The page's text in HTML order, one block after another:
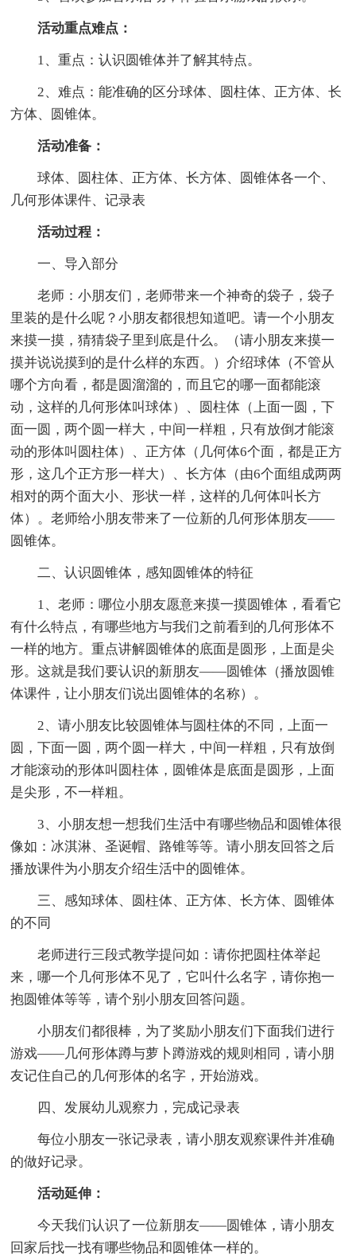
活动重点难点：
1、重点：认识圆锥体并了解其特点。
2、难点：能准确的区分球体、圆柱体、正方体、长
方体、圆锥体。
活动准备：
球体、圆柱体、正方体、长方体、圆锥体各一个、
几何形体课件、记录表
活动过程：
一、导入部分
老师：小朋友们，老师带来一个神奇的袋子，袋子
里装的是什么呢？小朋友都很想知道吧。请一个小朋友
来摸一摸，猜猜袋子里到底是什么。（请小朋友来摸一
摸并说说摸到的是什么样的东西。）介绍球体（不管从
哪个方向看，都是圆溜溜的，而且它的哪一面都能滚
动，这样的几何形体叫球体）、圆柱体（上面一圆，下
面一圆，两个圆一样大，中间一样粗，只有放倒才能滚
动的形体叫圆柱体）、正方体（几何体6个面，都是正方
形，这几个正方形一样大）、长方体（由6个面组成两两
相对的两个面大小、形状一样，这样的几何体叫长方
体）。老师给小朋友带来了一位新的几何形体朋友——
圆锥体。
二、认识圆锥体，感知圆锥体的特征
1、老师：哪位小朋友愿意来摸一摸圆锥体，看看它
有什么特点，有哪些地方与我们之前看到的几何形体不
一样的地方。重点讲解圆锥体的底面是圆形，上面是尖
形。这就是我们要认识的新朋友——圆锥体（播放圆锥
体课件，让小朋友们说出圆锥体的名称）。
2、请小朋友比较圆锥体与圆柱体的不同，上面一
圆，下面一圆，两个圆一样大，中间一样粗，只有放倒
才能滚动的形体叫圆柱体，圆锥体是底面是圆形，上面
是尖形，不一样粗。
3、小朋友想一想我们生活中有哪些物品和圆锥体很
像如：冰淇淋、圣诞帽、路锥等等。请小朋友回答之后
播放课件为小朋友介绍生活中的圆锥体。
三、感知球体、圆柱体、正方体、长方体、圆锥体
的不同
老师进行三段式教学提问如：请你把圆柱体举起
来，哪一个几何形体不见了，它叫什么名字，请你抱一
抱圆锥体等等，请个别小朋友回答问题。
小朋友们都很棒，为了奖励小朋友们下面我们进行
游戏——几何形体蹲与萝卜蹲游戏的规则相同，请小朋
友记住自己的几何形体的名字，开始游戏。
四、发展幼儿观察力，完成记录表
每位小朋友一张记录表，请小朋友观察课件并准确
的做好记录。
活动延伸：
今天我们认识了一位新朋友——圆锥体，请小朋友
回家后找一找有哪些物品和圆锥体一样的。